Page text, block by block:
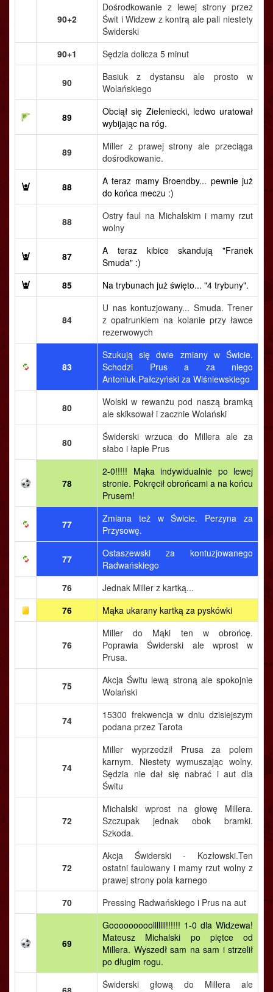
90+2
Dośrodkowanie z lewej strony przez
Świt i Widzew z kontrą ale pali niestety
Świderski
90+1
Sędzia dolicza 5 minut
90
Basiuk z dystansu ale prosto w
Wolańskiego
89
Obciął się Zieleniecki, ledwo uratował
wybijając na róg.
89
Miller z prawej strony ale przeciąga
dośrodkowanie.
88
A teraz mamy Broendby... pewnie już
do końca meczu :)
88
Ostry faul na Michalskim i mamy rzut
wolny
87
A teraz kibice skandują "Franek
Smuda" :)
85
Na trybunach już święto... "4 trybuny".
84
U nas kontuzjowany... Smuda. Trener
z opatrunkiem na kolanie przy ławce
rezerwowych
83
Szukują się dwie zmiany w Świcie.
Schodzi Prus a za niego
Antoniuk.Pałczyński za Wiśniewskiego
80
Wolski w rewanżu pod naszą bramką
ale skiksował i zacznie Wolański
80
Świderski wrzuca do Millera ale za
słabo i łapie Prus
78
2-0!!!!! Mąka indywidualnie po lewej
stronie. Pokręcił obrońcami a na końcu
Prusem!
77
Zmiana też w Świcie. Perzyna za
Przysowę.
77
Ostaszewski za kontuzjowanego
Radwańskiego
76
Jednak Miller z kartką...
76
Mąka ukarany kartką za pyskówki
76
Miller do Mąki ten w obrońcę.
Poprawia Świderski ale wprost w
Prusa.
75
Akcja Świtu lewą stroną ale spokojnie
Wolański
74
15300 frekwencja w dniu dzisiejszym
podana przez Tarota
74
Miller wyprzedził Prusa za polem
karnym. Niestety wymuszając wolny.
Sędzia nie dał się nabrać i aut dla
Świtu
72
Michalski wprost na głowę Millera.
Szczupak jednak obok bramki.
Szkoda.
72
Akcja Świderski - Kozłowski.Ten
ostatni faulowany i mamy rzut wolny z
prawej strony pola karnego
70
Pressing Radwańskiego i Prus na aut
69
Gooooooooolllllll!!!!!! 1-0 dla Widzewa!
Mateusz Michalski po piętce od
Millera. Wyszedł sam na sam i strzelił
po długim rogu.
Świderski głową do Millera ale